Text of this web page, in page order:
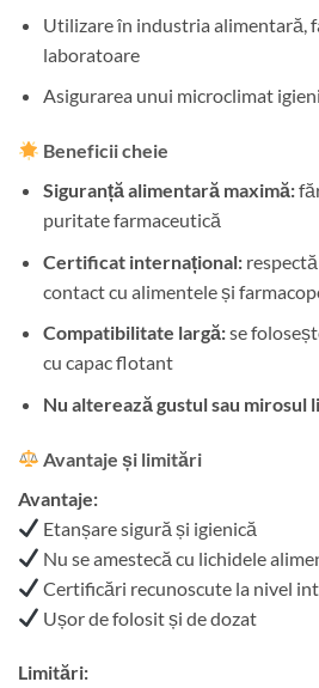
Utilizare în industria alimentară,
laboratoare
Asigurarea unui microclimat
Beneficii cheie
Siguranță alimentară maximă:
puritate farmaceutică
Certificat internațional:
contact cu alimentele și
Compatibilitate largă:se
cu capac flotant
Nu alterează gustul sau mirosul
Avantaje și limitări
Avantaje:
Etanșare sigură și igienică
Nu se amestecă cu lichidele
Certificări recunoscute la nivel
Ușor de folosit și de dozat
Limitări: